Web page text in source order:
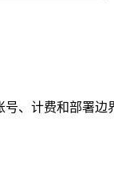
、计费和部署边